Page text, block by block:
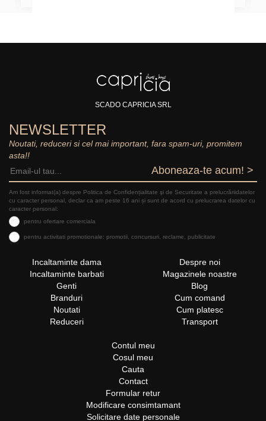
SCADO CAPRICIA SRL
NEWSLETTER
Noutati, reduceri si cel mai important, fara spam-uri, promitem
asta!!
Aboneaza-te acum! >
Am fost informat(a) despre Politica de Confidențialitate şi de Securitate a prelucrăriidatelor
cu caracter personal, declar ca am peste 16 ani și sunt de acord cu prelucrarea datelor cu
caracter personal:
pentru ofertare comerciala
pentru activitati promotionale: promotii, concursuri, reclame, publicitate
Incaltaminte dama
Incaltaminte barbati
Genti
Branduri
Noutati
Reduceri
Despre noi
Magazinele noastre
Blog
Cum comand
Cum platesc
Transport
Contul meu
Cosul meu
Cauta
Contact
Formular retur
Modificare consimtamant
Solicitare date personale